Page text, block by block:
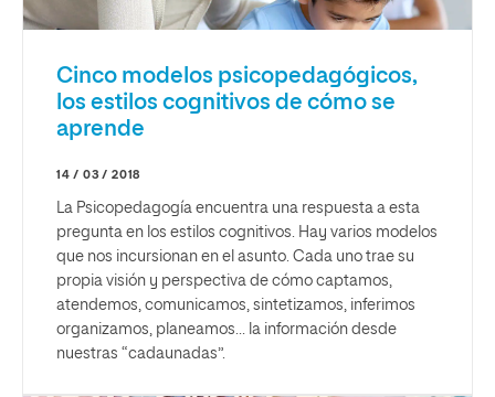
Cinco modelos psicopedagógicos,
los estilos cognitivos de cómo se
aprende
14 / 03 / 2018
La Psicopedagogía encuentra una respuesta a esta
pregunta en los estilos cognitivos. Hay varios modelos
que nos incursionan en el asunto. Cada uno trae su
propia visión y perspectiva de cómo captamos,
atendemos, comunicamos, sintetizamos, inferimos
organizamos, planeamos… la información desde
nuestras “cadaunadas”.